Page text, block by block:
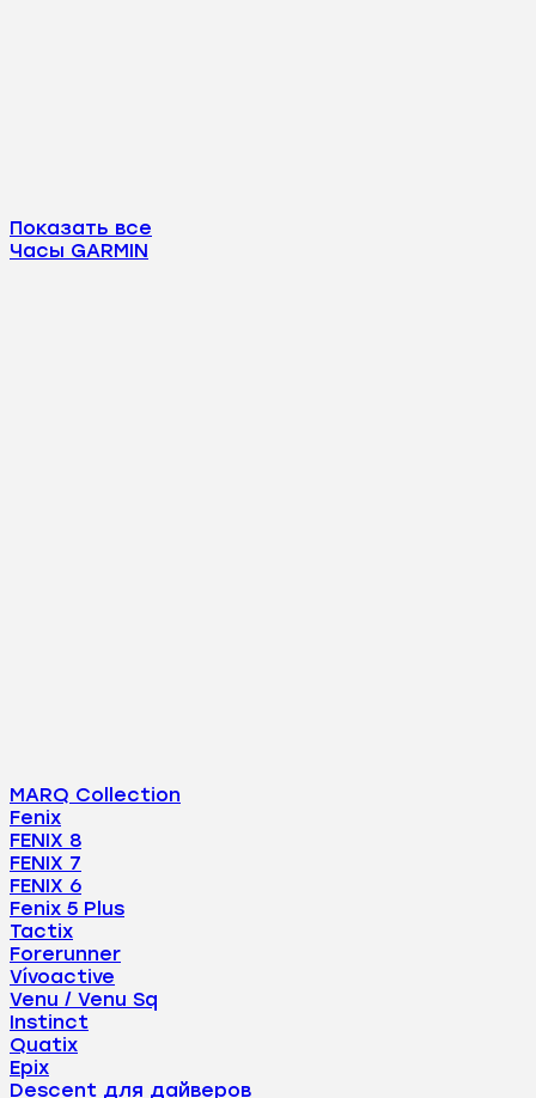
Показать все
Часы GARMIN
MARQ Collection
Fenix
FENIX 8
FENIX 7
FENIX 6
Fenix 5 Plus
Tactix
Forerunner
Vívoactive
Venu / Venu Sq
Instinct
Quatix
Epix
Descent для дайверов